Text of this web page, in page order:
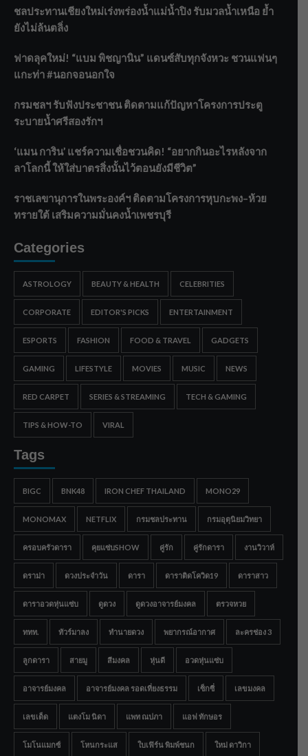
ชลประทานเชียงใหม่เร่งพร่องน้ำแม่น้ำปิง รับมวลน้ำเหนือ ย้ำ
ยังไม่ล้นตลิ่ง
ฟาดลุคใหม่! “แบม พิชญานิน” แดนซ์สับทุกจังหวะ ชวนแฟนๆ
แกะท่า #นอกจอนอกใจ
กรมชลฯ รับฟังประชาชน ติดตามแก้ปัญหาโครงการประตู
ระบายน้ำศรีสองรักฯ
‘แมน การิน’ แชร์ความเชื่อชวนคิด! “อยากกินอะไรหลังจาก
ลาโลกนี้ ให้ใส่บาตรสิ่งนั้นไว้ตอนยังมีชีวิต”
ราชเลขานุการในพระองค์ฯ ติดตามโครงการหุบกะพง–ห้วย
ทรายใต้ เสริมความมั่นคงน้ำเพชรบุรี
Categories
ASTROLOGY BEAUTY & HEALTH CELEBRITIES
CORPORATE EDITOR'S PICKS ENTERTAINMENT
ESPORTS FASHION FOOD & TRAVEL GADGETS
GAMING LIFESTYLE MOVIES MUSIC NEWS
RED CARPET SERIES & STREAMING TECH & GAMING
TIPS & HOW-TO VIRAL
Tags
BIGC BNK48 IRON CHEF THAILAND MONO29
MONOMAX NETFLIX กรมชลประทาน กรมอุตุนิยมวิทยา
ครอบครัวดารา คุยแซ่บSHOW คู่รัก คู่รักดารา งานวิวาห์
ดราม่า ดวงประจำวัน ดารา ดาราติดโควิด19 ดาราสาว
ดาราอวดหุ่นแซ่บ ดูดวง ดูดวงอาจารย์มงคล ตรวจหวย
ททท. ทัวร์มาลง ทำนายดวง พยากรณ์อากาศ ละครช่อง 3
ลูกดารา สายมู สีมงคล หุ่นดี อวดหุ่นแซ่บ
อาจารย์มงคล อาจารย์มงคล รอดเที่ยงธรรม เซ็กซี่ เลขมงคล
เลขเด็ด แตงโม นิดา แพท ณปภา แอฟ ทักษอร
โมโนแมกซ์ โหนกระแส ใบเฟิร์น พิมพ์ชนก ใหม่ ดาวิกา